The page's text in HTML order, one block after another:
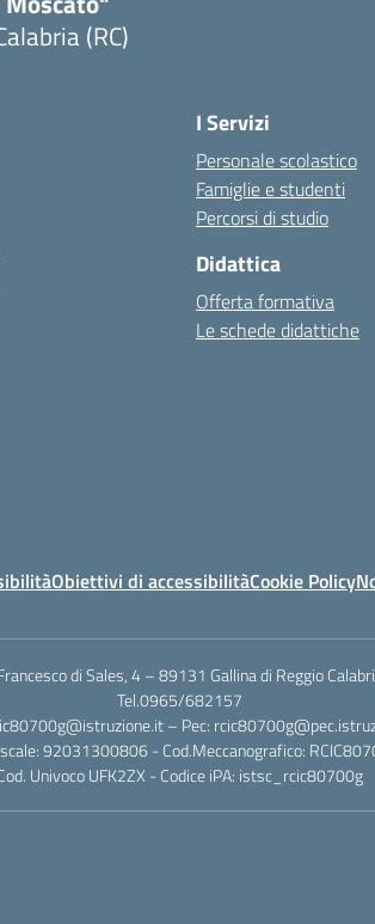
(RC)
I Servizi
Personale scolastico
Famiglie e studenti
Percorsi di studio
Didattica
Offerta formativa
Le schede didattiche
Obiettivi di accessibilitàCookie Policy
di Sales, 4 – 89131 Gallina di Reggio
Tel.0965/682157
– Pec:
92031300806 - Cod.Meccanografico:
Univoco UFK2ZX - Codice iPA: istsc_rcic80700g